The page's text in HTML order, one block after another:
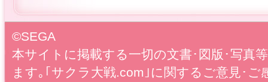
©SEGA
本サイトに掲載する一切の文書･図版･写真
ます｡｢サクラ大戦.com｣に関するご意見･ご